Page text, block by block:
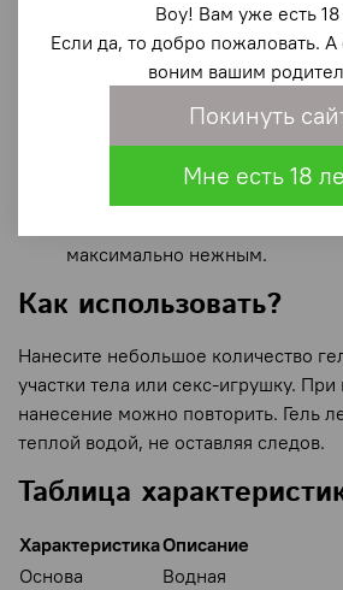
совместимость с секс-
презервативами, включая
Экстракт алтея:
защита слизистых и снижение
легко смывается теплой водой.
максимально нежным.
Как использовать?
Нанесите небольшое количество
участки тела или секс-игрушку.
нанесение можно повторить. Гель
теплой водой, не оставляя следов.
Таблица
ХарактеристикаОписание
Основа
Водная
Воу! Вам уже есть 18
Если да, то добро пожаловать.
воним вашим
Покинуть
Мне есть 18